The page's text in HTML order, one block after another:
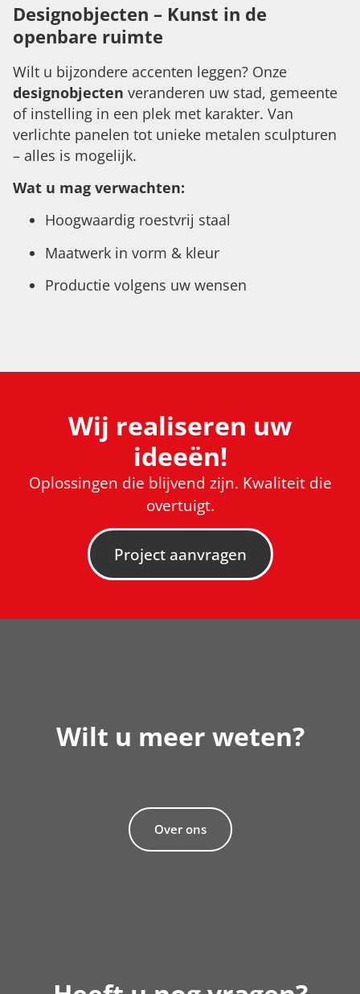
Designobjecten – Kunst in de
openbare ruimte
Wilt u bijzondere accenten leggen? Onze
designobjecten veranderen uw stad, gemeente
of instelling in een plek met karakter. Van
verlichte panelen tot unieke metalen sculpturen
– alles is mogelijk.
Wat u mag verwachten:
Hoogwaardig roestvrij staal
Maatwerk in vorm & kleur
Productie volgens uw wensen
Wij realiseren uw
ideeën!
Oplossingen die blijvend zijn. Kwaliteit die
overtuigt.
Project aanvragen
Wilt u meer weten?
Over ons